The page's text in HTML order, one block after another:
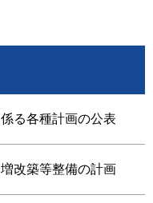
る各種計画の公表
改築等整備の計画